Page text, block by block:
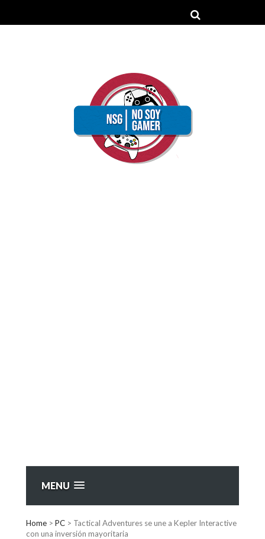
MENU
Home > PC > Tactical Adventures se une a Kepler Interactive
con una inversión mayoritaria